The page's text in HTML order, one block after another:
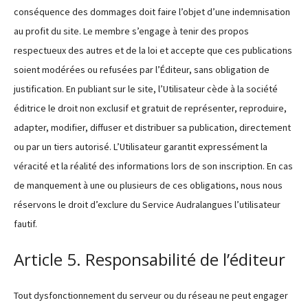
conséquence des dommages doit faire l’objet d’une indemnisation
au profit du site. Le membre s’engage à tenir des propos
respectueux des autres et de la loi et accepte que ces publications
soient modérées ou refusées par l’Éditeur, sans obligation de
justification. En publiant sur le site, l’Utilisateur cède à la société
éditrice le droit non exclusif et gratuit de représenter, reproduire,
adapter, modifier, diffuser et distribuer sa publication, directement
ou par un tiers autorisé. L’Utilisateur garantit expressément la
véracité et la réalité des informations lors de son inscription. En cas
de manquement à une ou plusieurs de ces obligations, nous nous
réservons le droit d’exclure du Service Audralangues l’utilisateur
fautif.
Article 5. Responsabilité de l’éditeur
Tout dysfonctionnement du serveur ou du réseau ne peut engager